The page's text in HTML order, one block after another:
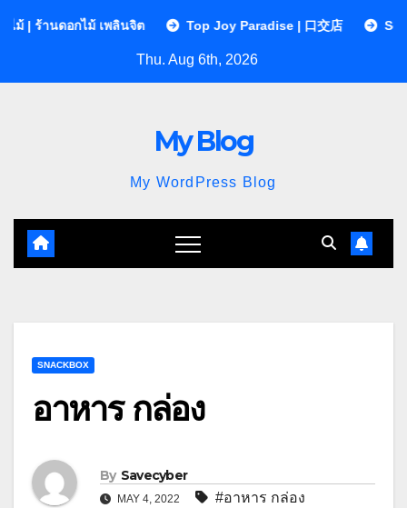
เพลินจิต Top Joy Paradise | 口交店 Sequences Clinic
Thu. Aug 6th, 2026
My Blog
My WordPress Blog
SNACKBOX
อาหาร กล่อง
By Savecyber
MAY 4, 2022 #อาหาร กล่อง